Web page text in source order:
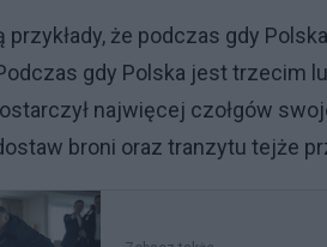
przykłady, że podczas gdy
gdy Polska jest trzecim
najwięcej czołgów
broni oraz tranzytu tejże